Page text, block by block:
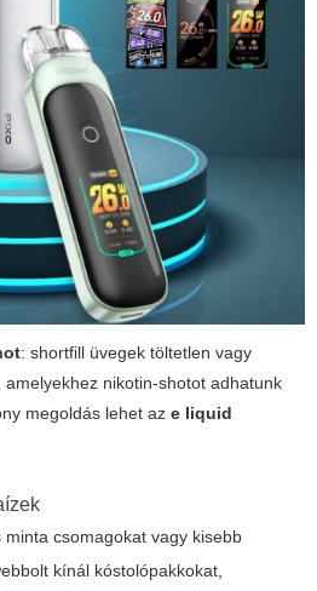
: shortfill üvegek töltetlen vagy
nikotin-shotot adhatunk
megoldás lehet az e liquid
csomagokat vagy kisebb
kínál kóstolópakkokat,